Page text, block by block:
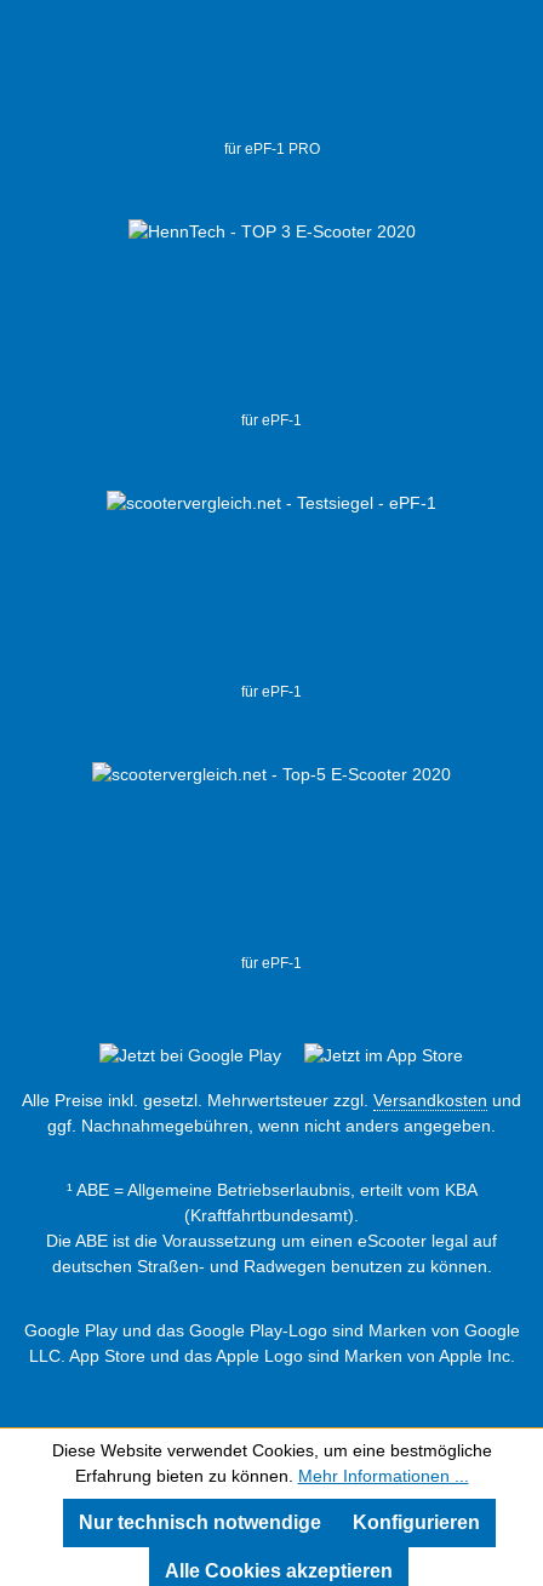
für ePF-1 PRO
für ePF-1
für ePF-1
für ePF-1
Alle Preise inkl. gesetzl. Mehrwertsteuer zzgl. Versandkosten und
ggf. Nachnahmegebühren, wenn nicht anders angegeben.
¹ ABE = Allgemeine Betriebserlaubnis, erteilt vom KBA
(Kraftfahrtbundesamt).
Die ABE ist die Voraussetzung um einen eScooter legal auf
deutschen Straßen- und Radwegen benutzen zu können.
Google Play und das Google Play-Logo sind Marken von Google
LLC. App Store und das Apple Logo sind Marken von Apple Inc.
Diese Website verwendet Cookies, um eine bestmögliche
Erfahrung bieten zu können. Mehr Informationen ...
Nur technisch notwendige Konfigurieren
Alle Cookies akzeptieren